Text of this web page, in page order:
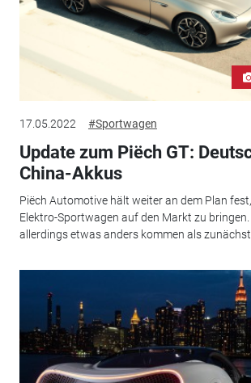
17.05.2022 #Sportwagen
Update zum Piëch GT:
China-Akkus
Piëch Automotive hält weiter an dem Plan
Elektro-Sportwagen auf den Markt zu bringen.
allerdings etwas anders kommen als